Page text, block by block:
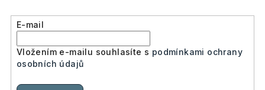
E-mail
Vložením e-mailu souhlasíte s podmínkami ochrany
osobních údajů